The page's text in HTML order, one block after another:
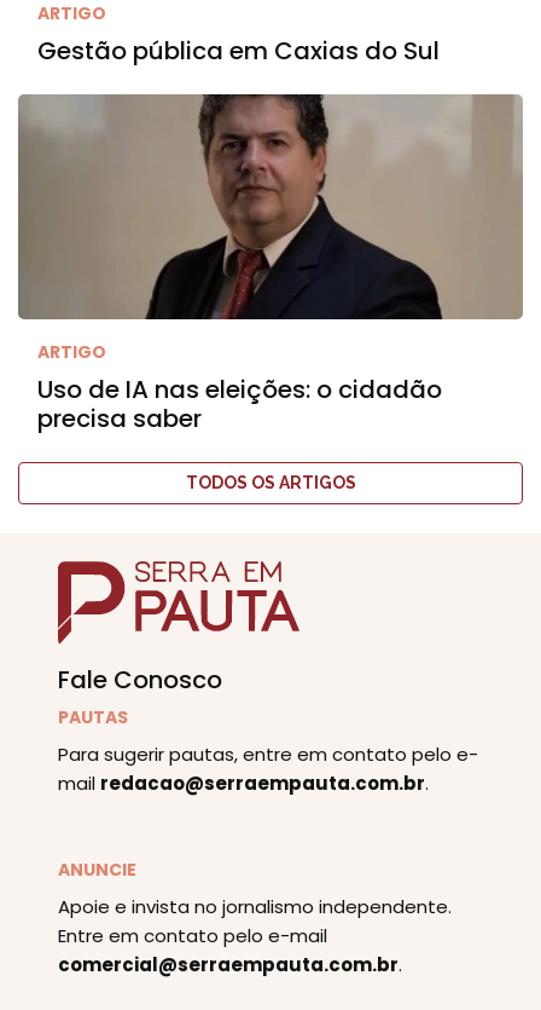
ARTIGO
Gestão pública em Caxias do Sul
ARTIGO
Uso de IA nas eleições: o cidadão
precisa saber
TODOS OS ARTIGOS
Fale Conosco
PAUTAS
Para sugerir pautas, entre em contato pelo e-
mail redacao@serraempauta.com.br.
ANUNCIE
Apoie e invista no jornalismo independente.
Entre em contato pelo e-mail
comercial@serraempauta.com.br.